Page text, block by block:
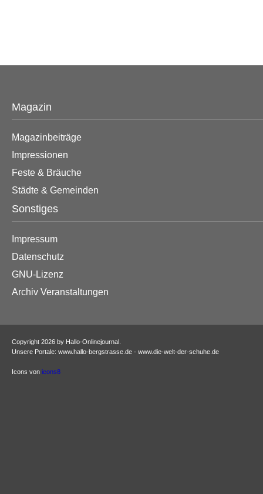
Magazin
Magazinbeiträge
Impressionen
Feste & Bräuche
Städte & Gemeinden
Sonstiges
Impressum
Datenschutz
GNU-Lizenz
Archiv Veranstaltungen
Copyright 2026 by Hallo-Onlinejournal.
Unsere Portale: www.hallo-bergstrasse.de - www.die-welt-der-schuhe.de
Icons von icons8